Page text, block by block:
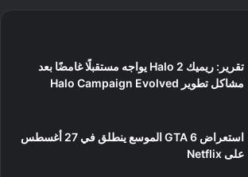
تقرير: ريميك Halo 2 يواجه مستقبلًا غامضًا بعد
مشاكل تطوير Halo Campaign Evolved
استعراض GTA 6 الموسع ينطلق في 27 أغسطس
على Netflix